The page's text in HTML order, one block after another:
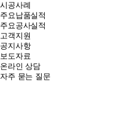
시공사례
주요납품실적
주요공사실적
고객지원
공지사항
보도자료
온라인 상담
자주 묻는 질문